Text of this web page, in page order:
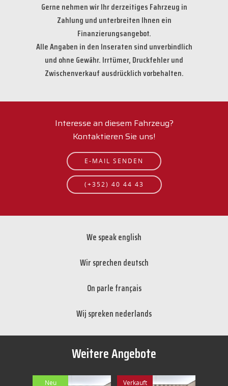
Gerne nehmen wir Ihr derzeitiges Fahrzeug in
Zahlung und unterbreiten Ihnen ein
Finanzierungsangebot.
Alle Angaben in den Inseraten sind unverbindlich
und ohne Gewähr. Irrtümer, Druckfehler und
Zwischenverkauf ausdrücklich vorbehalten.
Interesse an diesem Fahrzeug?
Kontaktieren Sie uns!
E-MAIL SENDEN
(+352) 40 44 43
We speak english
Wir sprechen deutsch
On parle français
Wij spreken nederlands
Weitere Angebote
Neu Verkauft